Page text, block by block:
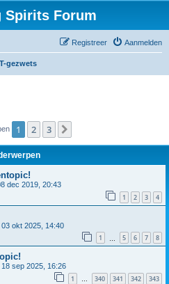
Spirits Forum
Aanmelden
Registreer
gezwets
1 2 3
dec 2019, 20:43
1 2 3 4
03 okt 2025, 14:40
1 5 6 7 8
18 sep 2025, 16:26
1 … 340 341 342 343